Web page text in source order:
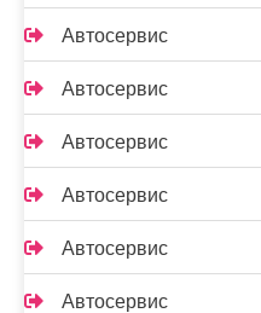
Автосервис
Автосервис
Автосервис
Автосервис
Автосервис
Автосервис